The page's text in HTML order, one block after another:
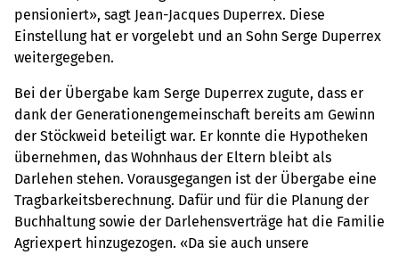
pensioniert», sagt Jean-Jacques Duperrex. Diese
Einstellung hat er vorgelebt und an Sohn Serge Duperrex
weitergegeben.
Bei der Übergabe kam Serge Duperrex zugute, dass er
dank der Generationengemeinschaft bereits am Gewinn
der Stöckweid beteiligt war. Er konnte die Hypotheken
übernehmen, das Wohnhaus der Eltern bleibt als
Darlehen stehen. Vorausgegangen ist der Übergabe eine
Tragbarkeitsberechnung. Dafür und für die Planung der
Buchhaltung sowie der Darlehensverträge hat die Familie
Agriexpert hinzugezogen. «Da sie auch unsere